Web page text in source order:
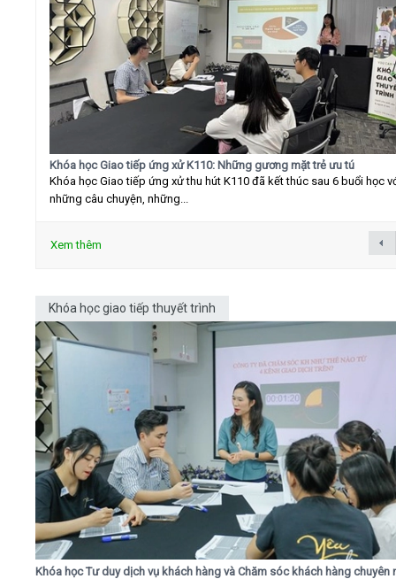
Khóa học Giao tiếp ứng xử K110: Những gương mặt trẻ ưu tú
Khóa học Giao tiếp ứng xử thu hút K110 đã kết thúc sau 6 buổi học
những câu chuyện, những...
Xem thêm
Khóa học giao tiếp thuyết trình
Khóa học Tư duy dịch vụ khách hàng và Chăm sóc khách hàng chuyên